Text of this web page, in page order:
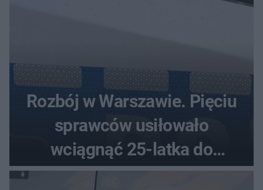
Rozbój w Warszawie. Pięciu
sprawców usiłowało
wciągnąć 25-latka do
samochodu